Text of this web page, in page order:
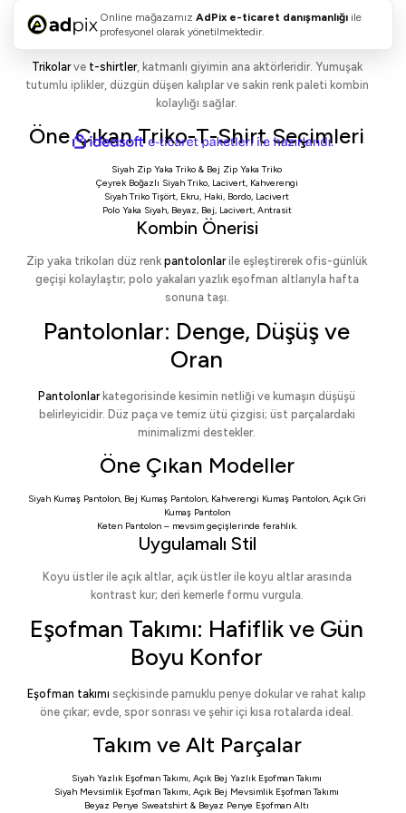
Konfor, Formda Netlik
Trikolarve t-shirtler, katmanlı giyimin ana aktörleridir. Yumuşak
tutumlu iplikler, düzgün düşen kalıplar ve sakin renk paleti kombin
kolaylığı sağlar.
Öne Çıkan Triko-T-Shirt Seçimleri
Siyah Zip Yaka Triko & Bej Zip Yaka Triko
Çeyrek Boğazlı Siyah Triko, Lacivert, Kahverengi
Siyah Triko Tişört, Ekru, Haki, Bordo, Lacivert
Polo Yaka Siyah, Beyaz, Bej, Lacivert, Antrasit
Kombin Önerisi
Zip yaka trikoları düz renk pantolonlarile eşleştirerek ofis-günlük
geçişi kolaylaştır; polo yakaları yazlık eşofman altlarıyla hafta
sonuna taşı.
Pantolonlar: Denge, Düşüş ve
Oran
Pantolonlarkategorisinde kesimin netliği ve kumaşın düşüşü
belirleyicidir. Düz paça ve temiz ütü çizgisi; üst parçalardaki
minimalizmi destekler.
Öne Çıkan Modeller
Siyah Kumaş Pantolon, Bej Kumaş Pantolon, Kahverengi Kumaş Pantolon, Açık Gri
Kumaş Pantolon
Keten Pantolon– mevsim geçişlerinde ferahlık.
Uygulamalı Stil
Koyu üstler ile açık altlar, açık üstler ile koyu altlar arasında
kontrast kur; deri kemerle formu vurgula.
Eşofman Takımı: Hafiflik ve Gün
Boyu Konfor
Eşofman takımı seçkisinde pamuklu penye dokular ve rahat kalıp
öne çıkar; evde, spor sonrası ve şehir içi kısa rotalarda ideal.
Takım ve Alt Parçalar
Siyah Yazlık Eşofman Takımı, Açık Bej Yazlık Eşofman Takımı
Siyah Mevsimlik Eşofman Takımı, Açık Bej Mevsimlik Eşofman Takımı
Beyaz Penye Sweatshirt & Beyaz Penye Eşofman Altı
Online mağazamız AdPix e-ticaret danışmanlığı ile
profesyonel olarak yönetilmektedir.
ideasoft
e-
paketleri
ile